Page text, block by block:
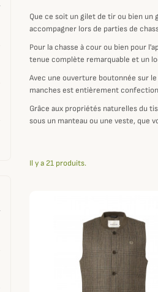
Que ce soit un gilet de tir ou bien
accompagner lors de parties de
Pour la chasse à cour ou bien pour
tenue complète remarquable et un
Avec une ouverture boutonnée sur
manches est entièrement
Grâce aux propriétés naturelles du
sous un manteau ou une veste, que
Il y a 21 produits.